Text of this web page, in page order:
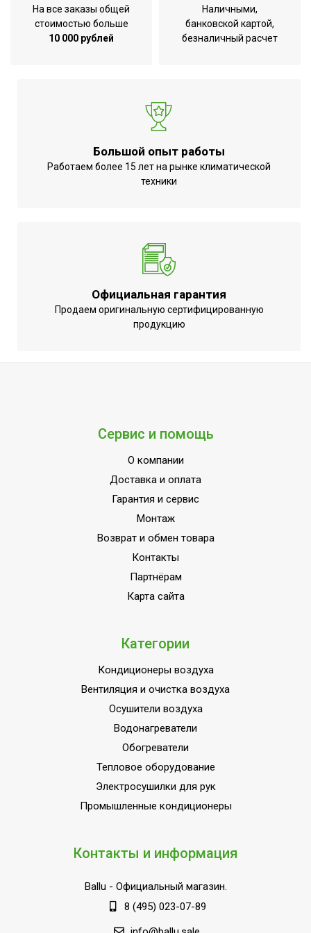
Ширина товара
100 см
Глубина товара
34 см
Ширина упаковки товара
На все заказы общей
стоимостью больше
10 000 рублей
Наличными,
банковской картой,
безналичный расчет
Большой опыт работы
Работаем более 15 лет на рынке климатической
техники
Официальная гарантия
Продаем оригинальную сертифицированную
продукцию
Сервис и помощь
О компании
Доставка и оплата
Гарантия и сервис
Монтаж
Возврат и обмен товара
Контакты
Партнёрам
Карта сайта
Категории
Кондиционеры воздуха
Вентиляция и очистка воздуха
Осушители воздуха
Водонагреватели
Обогреватели
Тепловое оборудование
Электросушилки для рук
Промышленные кондиционеры
Контакты и информация
Ballu - Официальный магазин.
8 (495) 023-07-89